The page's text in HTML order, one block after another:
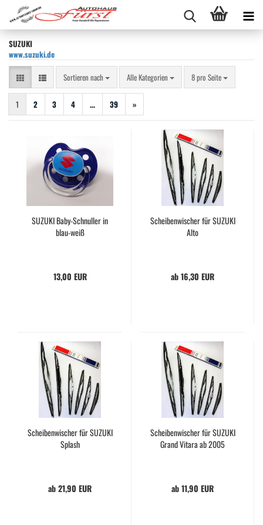
SUZUKI
www.suzuki.de
Sortieren nach
Sortieren nach Alle Kategorien 8 pro Seite
pro Seite
1 2 3 4 ... 39 »
SUZUKI Baby-Schnuller in
blau-weiß
13,00 EUR
Scheibenwischer für SUZUKI
Alto
ab 16,30 EUR
Scheibenwischer für SUZUKI
Splash
ab 21,90 EUR
Scheibenwischer für SUZUKI
Grand Vitara ab 2005
ab 11,90 EUR